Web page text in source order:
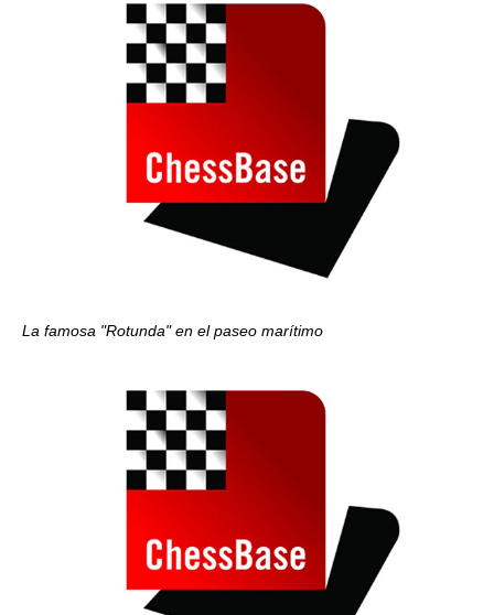
La famosa "Rotunda" en el paseo marítimo